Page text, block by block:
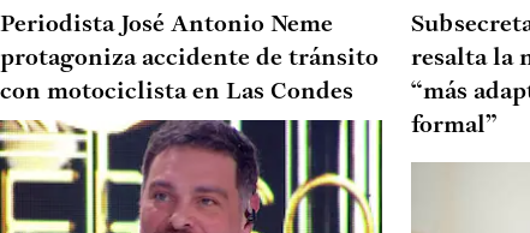
Periodista José Antonio Neme
protagoniza accidente de tránsito
con motociclista en Las Condes
resalta la
“más
formal”